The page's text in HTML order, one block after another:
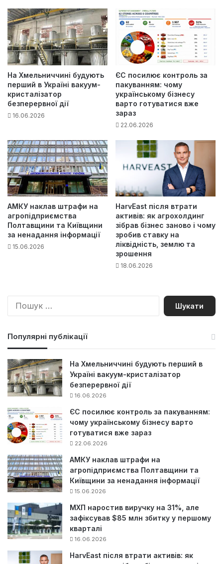
На Хмельниччині будують
перший в Україні вакуум-
кристалізатор
безперервної дії
16.06.2026
ЄС посилює контроль за
пакуванням: чому
українському бізнесу
варто готуватися вже
зараз
22.06.2026
АМКУ наклав штрафи на
агропідприємства
Полтавщини та Київщини
за ненадання інформації
15.06.2026
HarvEast після втрати
активів: як агрохолдинг
зібрав бізнес заново і чому
зробив ставку на
ліквідність, землю та
зрошення
18.06.2026
П
Популярні публікації
На Хмельниччині будують перший в
Україні вакуум-кристалізатор
безперервної дії
16.06.2026
ЄС посилює контроль за пакуванням:
чому українському бізнесу варто
готуватися вже зараз
22.06.2026
АМКУ наклав штрафи на
агропідприємства Полтавщини та
Київщини за ненадання інформації
15.06.2026
МХП наростив виручку на 31%, але
зафіксував $85 млн збитку у першому
кварталі
16.06.2026
HarvEast після втрати активів: як